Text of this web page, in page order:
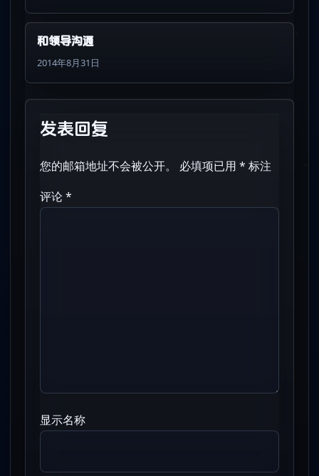
和领导沟通
2014年8月31日
发表回复
您的邮箱地址不会被公开。 必填项已用 * 标注
评论*
显示名称